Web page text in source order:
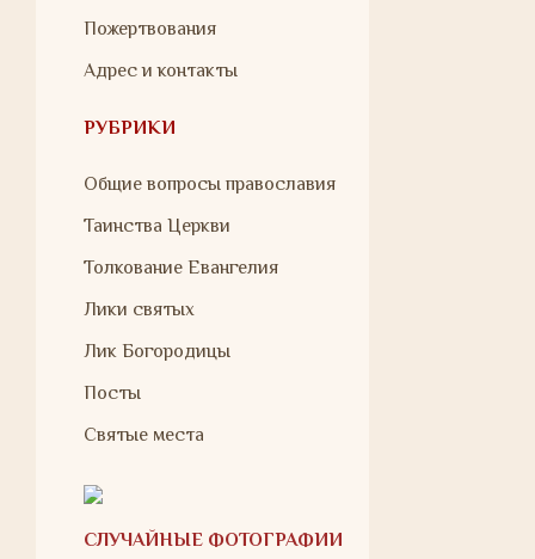
Пожертвования
Адрес и контакты
РУБРИКИ
Общие вопросы православия
Таинства Церкви
Толкование Евангелия
Лики святых
Лик Богородицы
Посты
Святые места
СЛУЧАЙНЫЕ ФОТОГРАФИИ